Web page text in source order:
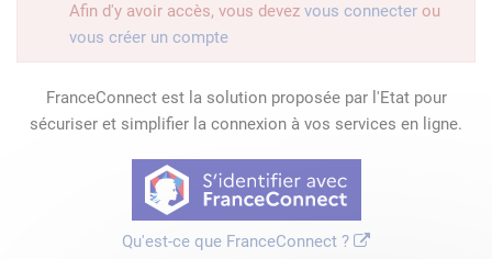
Afin d'y avoir accès, vous devez vous connecter ou
vous créer un compte
FranceConnect est la solution proposée par l'Etat pour
sécuriser et simplifier la connexion à vos services en ligne.
Qu'est-ce que FranceConnect ?